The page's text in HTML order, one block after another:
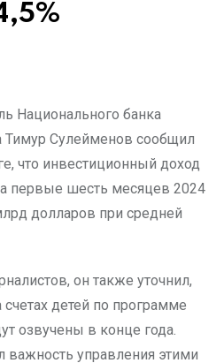
Тимур Сулейменов сообщил
что инвестиционный доход
первые шесть месяцев 2024
долларов при средней
он также уточнил,
детей по программе
озвучены в конце года.
важность управления этими